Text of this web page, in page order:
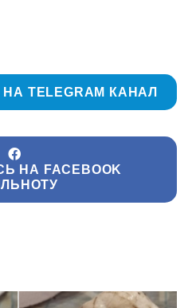
TELEGRAM КАНАЛ
НА FACEBOOK